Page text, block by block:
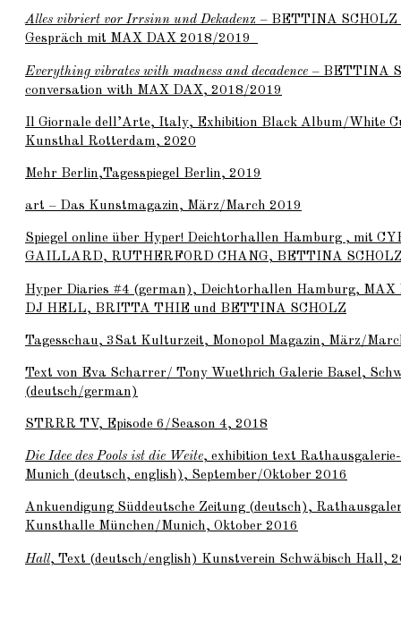
Alles vibriert vor Irrsinn und Dekadenz – BETTINA SCHOLZ
Gespräch mit MAX DAX 2018/2019
Everything vibrates with madness and decadence – BETTINA
conversation with MAX DAX, 2018/2019
Il Giornale dell’Arte, Italy, Exhibition Black Album/White
Kunsthal Rotterdam, 2020
Mehr Berlin,Tagesspiegel Berlin, 2019
art – Das Kunstmagazin, März/March 2019
Spiegel online über Hyper! Deichtorhallen Hamburg , mit
GAILLARD, RUTHERFORD CHANG, BETTINA
Hyper Diaries #4 (german), Deichtorhallen Hamburg, MAX
DJ HELL, BRITTA THIE und BETTINA SCHOLZ
Tagesschau, 3Sat Kulturzeit, Monopol Magazin, März/
Text von Eva Scharrer/ Tony Wuethrich Galerie Basel,
(deutsch/german)
STRRR TV, Episode 6/Season 4, 2018
Die Idee des Pools ist die Weite, exhibition text
Munich (deutsch, english), September/Oktober 2016
Ankuendigung Süddeutsche Zeitung (deutsch),
Kunsthalle München/Munich, Oktober 2016
Hall, Text (deutsch/english) Kunstverein Schwäbisch Hall,